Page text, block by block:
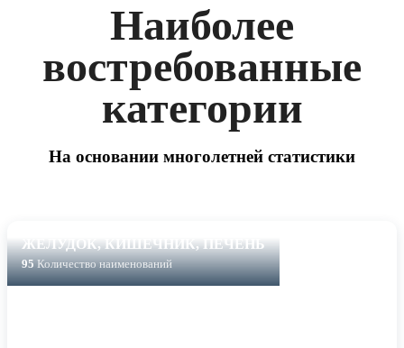
Наиболее
востребованные
категории
На основании многолетней статистики
ЖЕЛУДОК, КИШЕЧНИК, ПЕЧЕНЬ
95Количество наименований